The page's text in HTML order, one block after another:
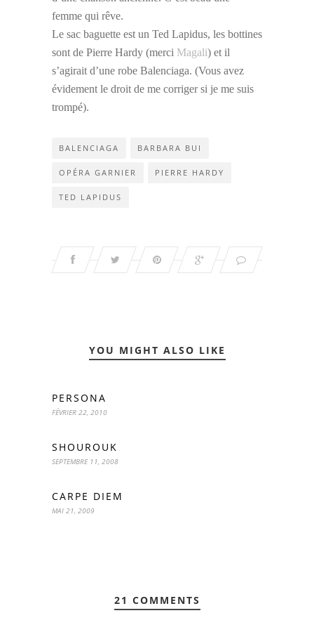
femme qui rêve.
Le sac baguette est un Ted Lapidus, les bottines
sont de Pierre Hardy (merci Magali) et il
s’agirait d’une robe Balenciaga. (Vous avez
évidement le droit de me corriger si je me suis
trompé).
BALENCIAGA BARBARA BUI
OPÉRA GARNIER PIERRE HARDY
TED LAPIDUS
YOU MIGHT ALSO LIKE
PERSONA
FÉVRIER 22, 2010
SHOUROUK
SEPTEMBRE 11, 2008
CARPE DIEM
MAI 21, 2009
21 COMMENTS